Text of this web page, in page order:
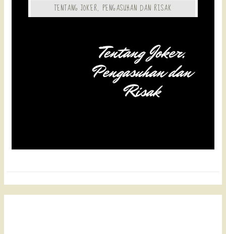
TENTANG JOKER, PENGASUHAN DAN RISAK